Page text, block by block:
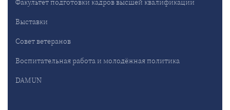
Выставки
Совет ветеранов
Воспитательная работа и молодёжная политика
DAMUN